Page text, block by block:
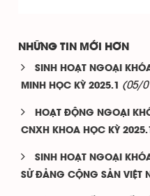
NHỮNG TIN MỚI HƠN
SINH HOẠT NGOẠI
MINH HỌC KỲ 2025.1
(05/
HOẠT ĐỘNG NGOẠI
CNXH KHOA HỌC KỲ 2025.1
SINH HOẠT NGOẠI
SỬ ĐẢNG CỘNG SẢN VIỆT